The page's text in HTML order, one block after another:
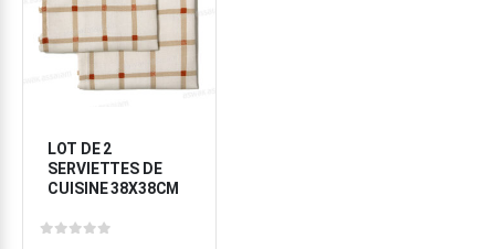
LOT DE 2
SERVIETTES DE
CUISINE 38X38CM